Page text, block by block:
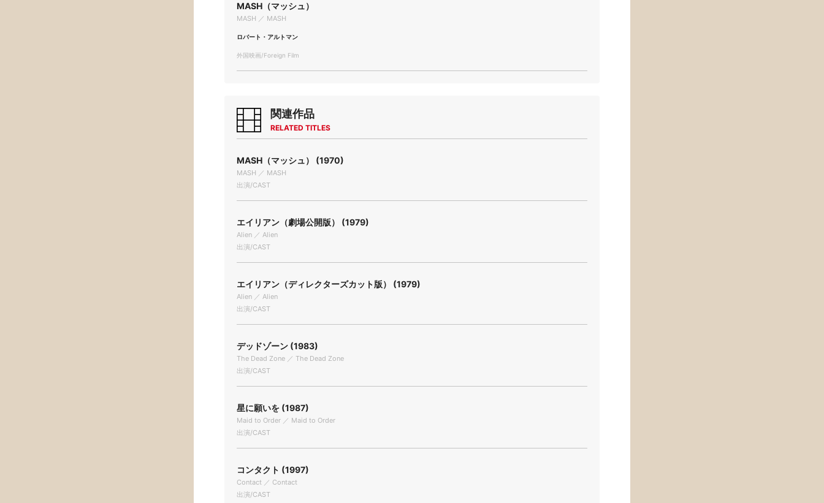
MASH（マッシュ）
MASH ／ MASH
ロバート・アルトマン
外国映画/Foreign Film
関連作品
RELATED TITLES
MASH（マッシュ） (1970)
MASH ／ MASH
出演/CAST
エイリアン（劇場公開版） (1979)
Alien ／ Alien
出演/CAST
エイリアン（ディレクターズカット版） (1979)
Alien ／ Alien
出演/CAST
デッドゾーン (1983)
The Dead Zone ／ The Dead Zone
出演/CAST
星に願いを (1987)
Maid to Order ／ Maid to Order
出演/CAST
コンタクト (1997)
Contact ／ Contact
出演/CAST